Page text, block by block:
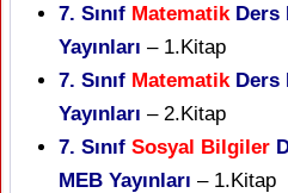
7. Sınıf MatematikDers
Yayınları – 1.Kitap
7. Sınıf MatematikDers
Yayınları – 2.Kitap
7. Sınıf Sosyal Bilgiler
MEB Yayınları – 1.Kitap